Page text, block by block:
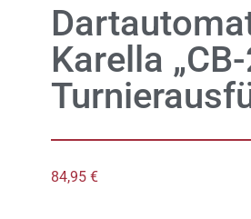
Karella
84,95 €